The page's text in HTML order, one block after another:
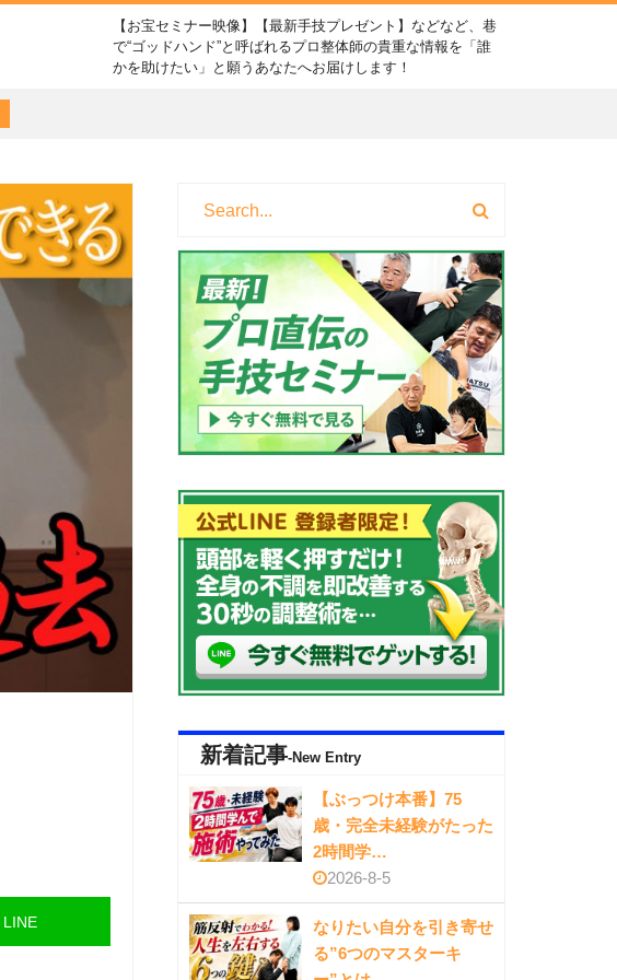
【お宝セミナー映像】【最新手技プレゼント】などなど、巷
で“ゴッドハンド”と呼ばれるプロ整体師の貴重な情報を「誰
かを助けたい」と願うあなたへお届けします！
LINE
新着記事-New Entry
【ぶっつけ本番】75
歳・完全未経験がたった
2時間学…
2026-8-5
なりたい自分を引き寄せ
る”6つのマスターキ